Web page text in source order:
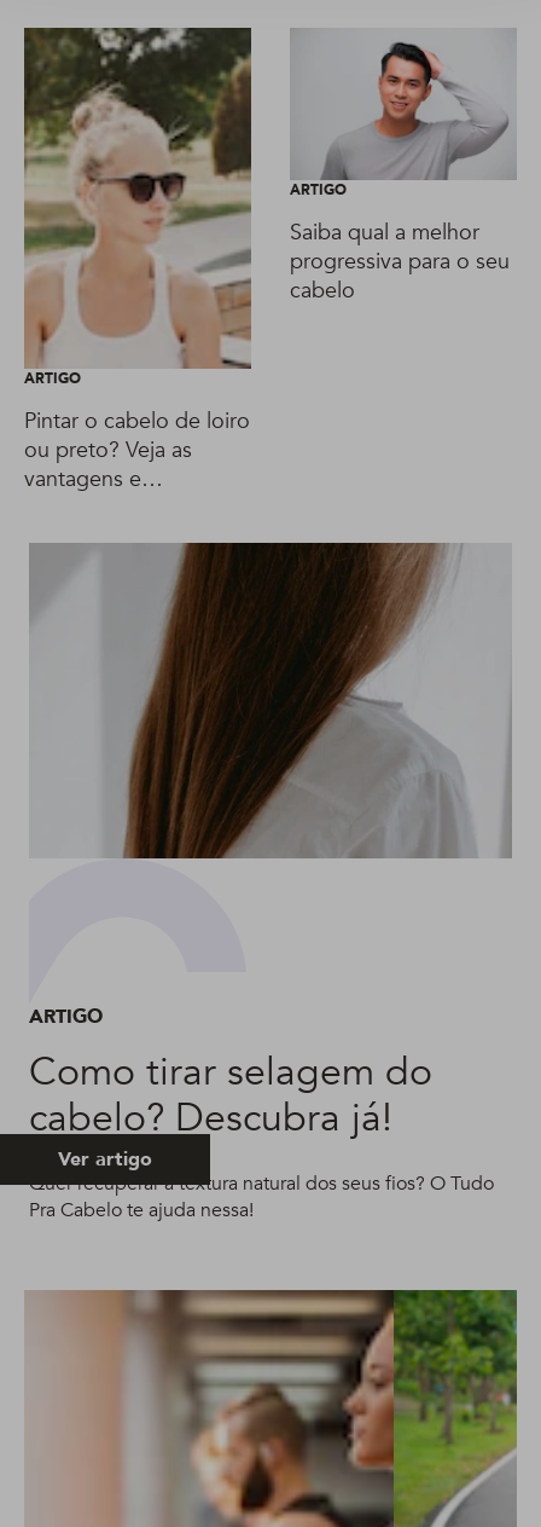
ARTIGO
Pintar o cabelo de loiro
ou preto? Veja as
vantagens e
colorações
ARTIGO
Saiba qual a melhor
progressiva para o seu
cabelo
ARTIGO
Como tirar selagem do
cabelo? Descubra já!
Quer recuperar a textura natural dos seus fios? O Tudo
Pra Cabelo te ajuda nessa!
Ver artigo